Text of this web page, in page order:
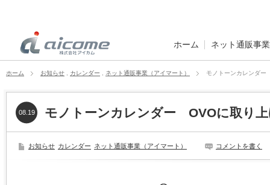
ホーム ネット通販事
ホーム お知らせ カレンダー ネット通販事業（アイマート） モノトーンカレンダ
モノトーンカレンダー OVOに取り
08.19
お知らせ カレンダー ネット通販事業（アイマート） コメントを書く